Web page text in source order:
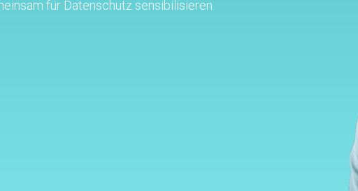
für Datenschutz sensibilisieren.